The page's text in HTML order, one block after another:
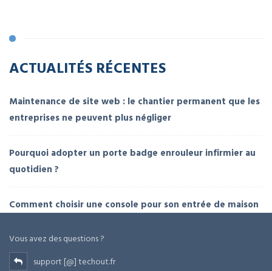
ACTUALITÉS RÉCENTES
Maintenance de site web : le chantier permanent que les
entreprises ne peuvent plus négliger
Pourquoi adopter un porte badge enrouleur infirmier au
quotidien ?
Comment choisir une console pour son entrée de maison
Vous avez des questions ?
support [@] techout.fr